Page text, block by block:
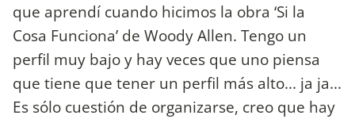
que aprendí cuando hicimos la obra ‘Si la
Cosa Funciona’ de Woody Allen. Tengo un
perfil muy bajo y hay veces que uno piensa
que tiene que tener un perfil más alto... ja ja...
Es sólo cuestión de organizarse, creo que hay